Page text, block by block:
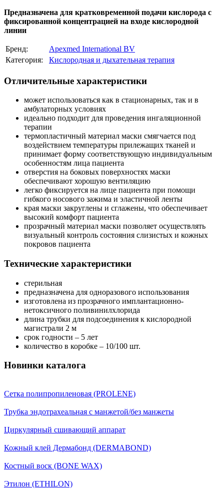
Предназначена для кратковременной подачи кислорода с
фиксированной концентрацией на входе кислородной
линии
Бренд:
Apexmed International BV
Категория:
Кислородная и дыхательная терапия
Отличительные характеристики
может использоваться как в стационарных, так и в
амбулаторных условиях
идеально подходит для проведения ингаляционной
терапии
термопластичный материал маски смягчается под
воздействием температуры прилежащих тканей и
принимает форму соответствующую индивидуальным
особенностям лица пациента
отверстия на боковых поверхностях маски
обеспечивают хорошую вентиляцию
легко фиксируется на лице пациента при помощи
гибкого носового зажима и эластичной ленты
края маски закруглены и сглажены, что обеспечивает
высокий комфорт пациента
прозрачный материал маски позволяет осуществлять
визуальный контроль состояния слизистых и кожных
покровов пациента
Технические характеристики
стерильная
предназначена для одноразового использования
изготовлена из прозрачного имплантационно-
нетоксичного поливинилхлорида
длина трубки для подсоединения к кислородной
магистрали 2 м
срок годности – 5 лет
количество в коробке – 10/100 шт.
Новинки каталога
Сетка полипропиленовая (PROLENE)
Трубка эндотрахеальная с манжетой/без манжеты
Циркулярный сшивающий аппарат
Кожный клей Дермабонд (DERMABOND)
Костный воск (BONE WAX)
Этилон (ETHILON)